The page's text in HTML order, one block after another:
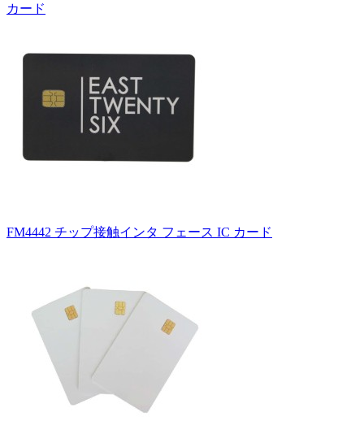
カード
FM4442 チップ接触インタ フェース IC カード